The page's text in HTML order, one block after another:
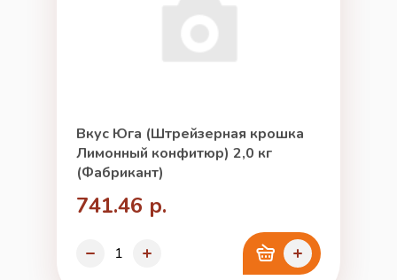
Вкус Юга (Штрейзерная крошка
Лимонный конфитюр) 2,0 кг
(Фабрикант)
741.46 р.